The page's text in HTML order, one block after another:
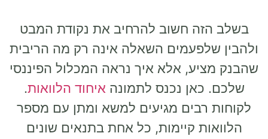
בשלב הזה חשוב להרחיב את נקודת המבט
ולהבין שלפעמים השאלה אינה רק מה הריבית
שהבנק מציע, אלא איך נראה המכלול הפיננסי
שלכם. כאן נכנס לתמונהאיחוד הלוואות.
לקוחות רבים מגיעים למשא ומתן עם מספר
הלוואות קיימות, כל אחת בתנאים שונים